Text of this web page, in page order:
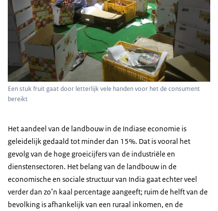
Een stuk fruit gaat door letterlijk vele handen voor het de consument
bereikt
Het aandeel van de landbouw in de Indiase economie is
geleidelijk gedaald tot minder dan 15%. Dat is vooral het
gevolg van de hoge groeicijfers van de industriële en
dienstensectoren. Het belang van de landbouw in de
economische en sociale structuur van India gaat echter veel
verder dan zo’n kaal percentage aangeeft; ruim de helft van de
bevolking is afhankelijk van een ruraal inkomen, en de